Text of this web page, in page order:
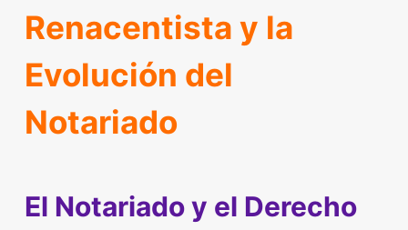
Renacentista y la
Evolución del
Notariado
El Notariado y el Derecho